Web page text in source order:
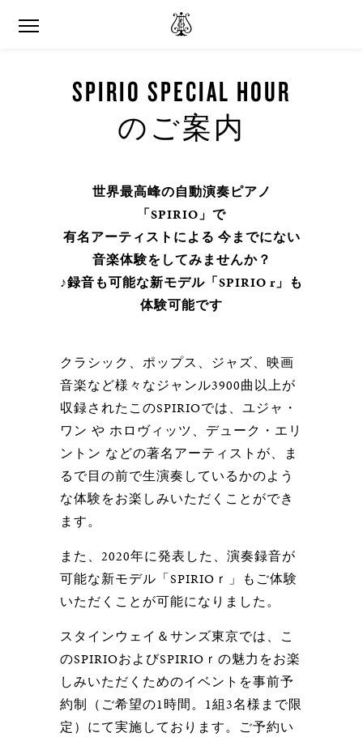
SPIRIO SPECIAL HOUR
のご案内
世界最高峰の自動演奏ピアノ
「SPIRIO」で
有名アーティストによる 今までにない
音楽体験をしてみませんか？
♪録音も可能な新モデル「SPIRIO r」も
体験可能です
クラシック、ポップス、ジャズ、映画
音楽など様々なジャンル3900曲以上が
収録されたこのSPIRIOでは、ユジャ・
ワン や ホロヴィッツ、デューク・エリ
ントン などの著名アーティストが、ま
るで目の前で生演奏しているかのよう
な体験をお楽しみいただくことができ
ます。
また、2020年に発表した、演奏録音が
可能な新モデル「SPIRIOｒ」もご体験
いただくことが可能になりました。
スタインウェイ＆サンズ東京では、こ
のSPIRIOおよびSPIRIOｒの魅力をお楽
しみいただくためのイベントを事前予
約制（ご希望の1時間。1組3名様まで限
定）にて実施しております。ご予約い